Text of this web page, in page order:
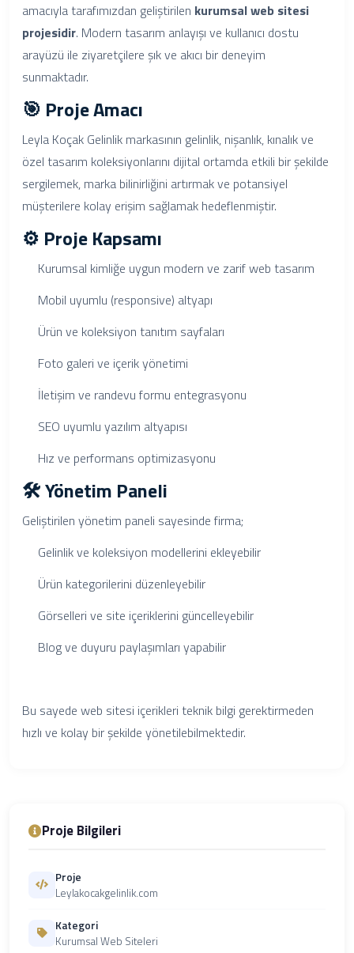
amacıyla tarafımızdan geliştirilen kurumsal web sitesi
projesidir. Modern tasarım anlayışı ve kullanıcı dostu
arayüzü ile ziyaretçilere şık ve akıcı bir deneyim
sunmaktadır.
🎯 Proje Amacı
Leyla Koçak Gelinlik markasının gelinlik, nişanlık, kınalık ve
özel tasarım koleksiyonlarını dijital ortamda etkili bir şekilde
sergilemek, marka bilinirliğini artırmak ve potansiyel
müşterilere kolay erişim sağlamak hedeflenmiştir.
⚙️ Proje Kapsamı
Kurumsal kimliğe uygun modern ve zarif web tasarım
Mobil uyumlu (responsive) altyapı
Ürün ve koleksiyon tanıtım sayfaları
Foto galeri ve içerik yönetimi
İletişim ve randevu formu entegrasyonu
SEO uyumlu yazılım altyapısı
Hız ve performans optimizasyonu
🛠️ Yönetim Paneli
Geliştirilen yönetim paneli sayesinde firma;
Gelinlik ve koleksiyon modellerini ekleyebilir
Ürün kategorilerini düzenleyebilir
Görselleri ve site içeriklerini güncelleyebilir
Blog ve duyuru paylaşımları yapabilir
Bu sayede web sitesi içerikleri teknik bilgi gerektirmeden
hızlı ve kolay bir şekilde yönetilebilmektedir.
Proje Bilgileri
Proje
Leylakocakgelinlik.com
Kategori
Kurumsal Web Siteleri